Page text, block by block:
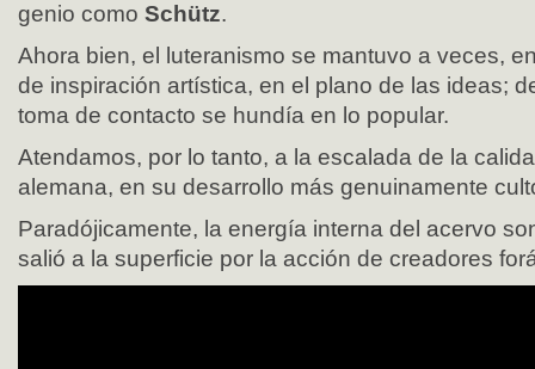
genio como Schütz.
Ahora bien, el luteranismo se mantuvo a veces,
de inspiración artística, en el plano de las ideas;
toma de contacto se hundía en lo popular.
Atendamos, por lo tanto, a la escalada de la
alemana, en su desarrollo más genuinamente
Paradójicamente, la energía interna del acervo
salió a la superficie por la acción de creadores